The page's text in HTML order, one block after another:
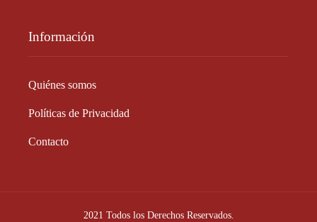
Información
Quiénes somos
Políticas de Privacidad
Contacto
2021 Todos los Derechos Reservados.